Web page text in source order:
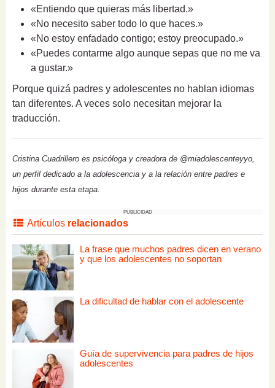
«Entiendo que quieras más libertad.»
«No necesito saber todo lo que haces.»
«No estoy enfadado contigo; estoy preocupado.»
«Puedes contarme algo aunque sepas que no me va
a gustar.»
Porque quizá padres y adolescentes no hablan idiomas
tan diferentes. A veces solo necesitan mejorar la
traducción.
Cristina Cuadrillero es psicóloga y creadora de @miadolescenteyyo,
un perfil dedicado a la adolescencia y a la relación entre padres e
hijos durante esta etapa.
PUBLICIDAD
Artículos relacionados
La frase que muchos padres dicen en verano
y que los adolescentes no soportan
La dificultad de hablar con el adolescente
Guía de supervivencia para padres de hijos
adolescentes